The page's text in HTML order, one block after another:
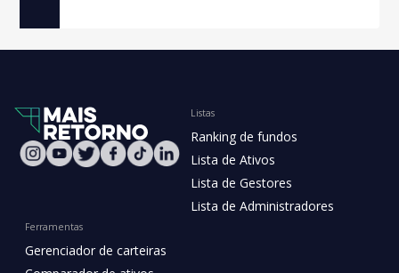
Listas
Ranking de fundos
Lista de Ativos
Lista de Gestores
Lista de Administradores
Ferramentas
Gerenciador de carteiras